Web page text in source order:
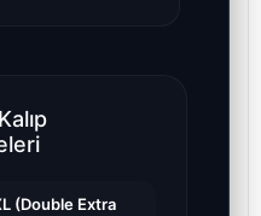
(Double Extra